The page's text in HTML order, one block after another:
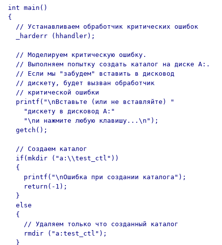
int main()
{
  // Устанавливаем обработчик критических ошибок
  _harderr (hhandler);
  // Моделируем критическую ошибку.
  // Выполняем попытку создать каталог на диске А:.
  // Если мы "забудем" вставить в дисковод
  // дискету, будет вызван обработчик
  // критической ошибки
  printf("\nВставьте (или не вставляйте) "
    "дискету в дисковод A:"
    "\nи нажмите любую клавишу...\n");
  getch();
  // Создаем каталог
  if(mkdir ("a:\\test_ctl"))
  {
    printf("\nОшибка при создании каталога");
    return(-1);
  }
  else
  {
    // Удаляем только что созданный каталог
    rmdir ("a:test_ctl");
  }